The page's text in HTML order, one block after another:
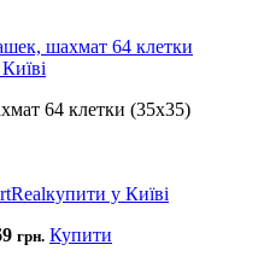
64 клетки (35х35)
грн. Купити